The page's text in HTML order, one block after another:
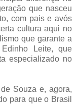
que nasceu
com pais e avós
cultura aqui no
que garante a
Leite, que
especializado no
Souza e, agora,
para que o Brasil